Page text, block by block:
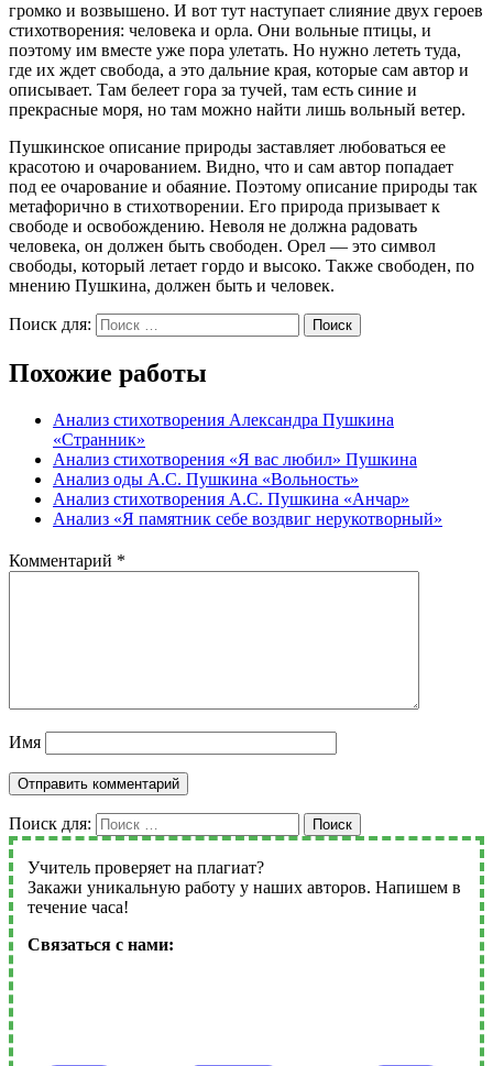
громко и возвышено. И вот тут наступает слияние двух героев
стихотворения: человека и орла. Они вольные птицы, и
поэтому им вместе уже пора улетать. Но нужно лететь туда,
где их ждет свобода, а это дальние края, которые сам автор и
описывает. Там белеет гора за тучей, там есть синие и
прекрасные моря, но там можно найти лишь вольный ветер.
Пушкинское описание природы заставляет любоваться ее
красотою и очарованием. Видно, что и сам автор попадает
под ее очарование и обаяние. Поэтому описание природы так
метафорично в стихотворении. Его природа призывает к
свободе и освобождению. Неволя не должна радовать
человека, он должен быть свободен. Орел — это символ
свободы, который летает гордо и высоко. Также свободен, по
мнению Пушкина, должен быть и человек.
Поиск для: Поиск
Похожие работы
Анализ стихотворения Александра Пушкина
«Странник»
Анализ стихотворения «Я вас любил» Пушкина
Анализ оды А.С. Пушкина «Вольность»
Анализ стихотворения А.С. Пушкина «Анчар»
Анализ «Я памятник себе воздвиг нерукотворный»
Комментарий *
Имя
Поиск для: Поиск
Учитель проверяет на плагиат?
Закажи уникальную работу у наших авторов. Напишем в
течение часа!
Связаться с нами: